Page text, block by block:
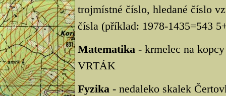
trojmístné číslo, hledané číslo
čísla (příklad: 1978-1435=543
Matematika- krmelec na
VRTÁK
Fyzika- nedaleko skalek